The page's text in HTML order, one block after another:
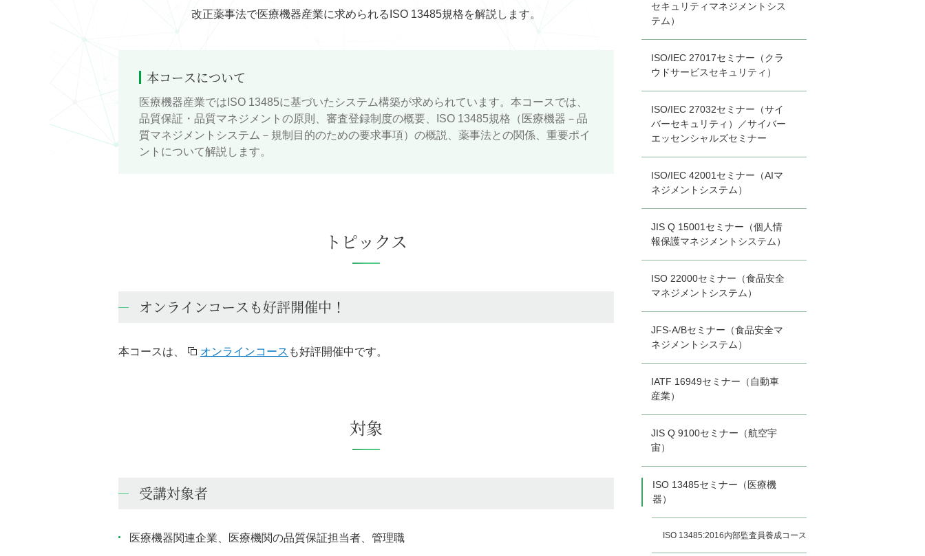
改正薬事法で医療機器産業に求められるISO 13485規格を解説します。
本コースについて
医療機器産業ではISO 13485に基づいたシステム構築が求められています。本コースでは、
品質保証・品質マネジメントの原則、審査登録制度の概要、ISO 13485規格（医療機器－品
質マネジメントシステム－規制目的のための要求事項）の概説、薬事法との関係、重要ポイ
ントについて解説します。
トピックス
オンラインコースも好評開催中！
本コースは、 オンラインコース も好評開催中です。
対象
受講対象者
医療機器関連企業、医療機関の品質保証担当者、管理職
セキュリティマネジメントシス
テム）
ISO/IEC 27017セミナー（クラ
ウドサービスセキュリティ）
ISO/IEC 27032セミナー（サイ
バーセキュリティ）／サイバー
エッセンシャルズセミナー
ISO/IEC 42001セミナー（AIマ
ネジメントシステム）
JIS Q 15001セミナー（個人情
報保護マネジメントシステム）
ISO 22000セミナー（食品安全
マネジメントシステム）
JFS-A/Bセミナー（食品安全マ
ネジメントシステム）
IATF 16949セミナー（自動車
産業）
JIS Q 9100セミナー（航空宇
宙）
ISO 13485セミナー（医療機
器）
ISO 13485:2016内部監査員養成コース